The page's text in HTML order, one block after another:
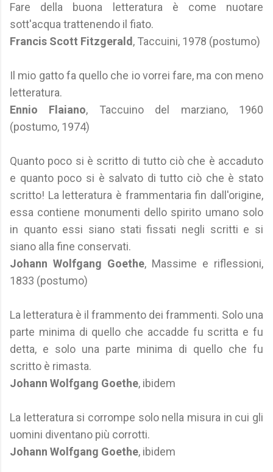
Fare della buona letteratura è come nuotare
sott'acqua trattenendo il fiato.
Francis Scott Fitzgerald , Taccuini, 1978 (postumo)
Il mio gatto fa quello che io vorrei fare, ma con meno
letteratura.
Ennio Flaiano, Taccuino del marziano, 1960
(postumo, 1974)
Quanto poco si è scritto di tutto ciò che è accaduto
e quanto poco si è salvato di tutto ciò che è stato
scritto! La letteratura è frammentaria fin dall'origine,
essa contiene monumenti dello spirito umano solo
in quanto essi siano stati fissati negli scritti e si
siano alla fine conservati.
Johann Wolfgang Goethe, Massime e riflessioni,
1833 (postumo)
La letteratura è il frammento dei frammenti. Solo una
parte minima di quello che accadde fu scritta e fu
detta, e solo una parte minima di quello che fu
scritto è rimasta.
Johann Wolfgang Goethe, ibidem
La letteratura si corrompe solo nella misura in cui gli
uomini diventano più corrotti.
Johann Wolfgang Goethe, ibidem